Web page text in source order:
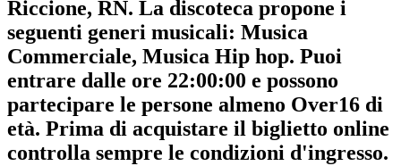
Riccione, RN. La discoteca propone i
seguenti generi musicali: Musica
Commerciale, Musica Hip hop. Puoi
entrare dalle ore 22:00:00 e possono
partecipare le persone almeno Over16 di
età. Prima di acquistare il biglietto online
controlla sempre le condizioni d'ingresso.